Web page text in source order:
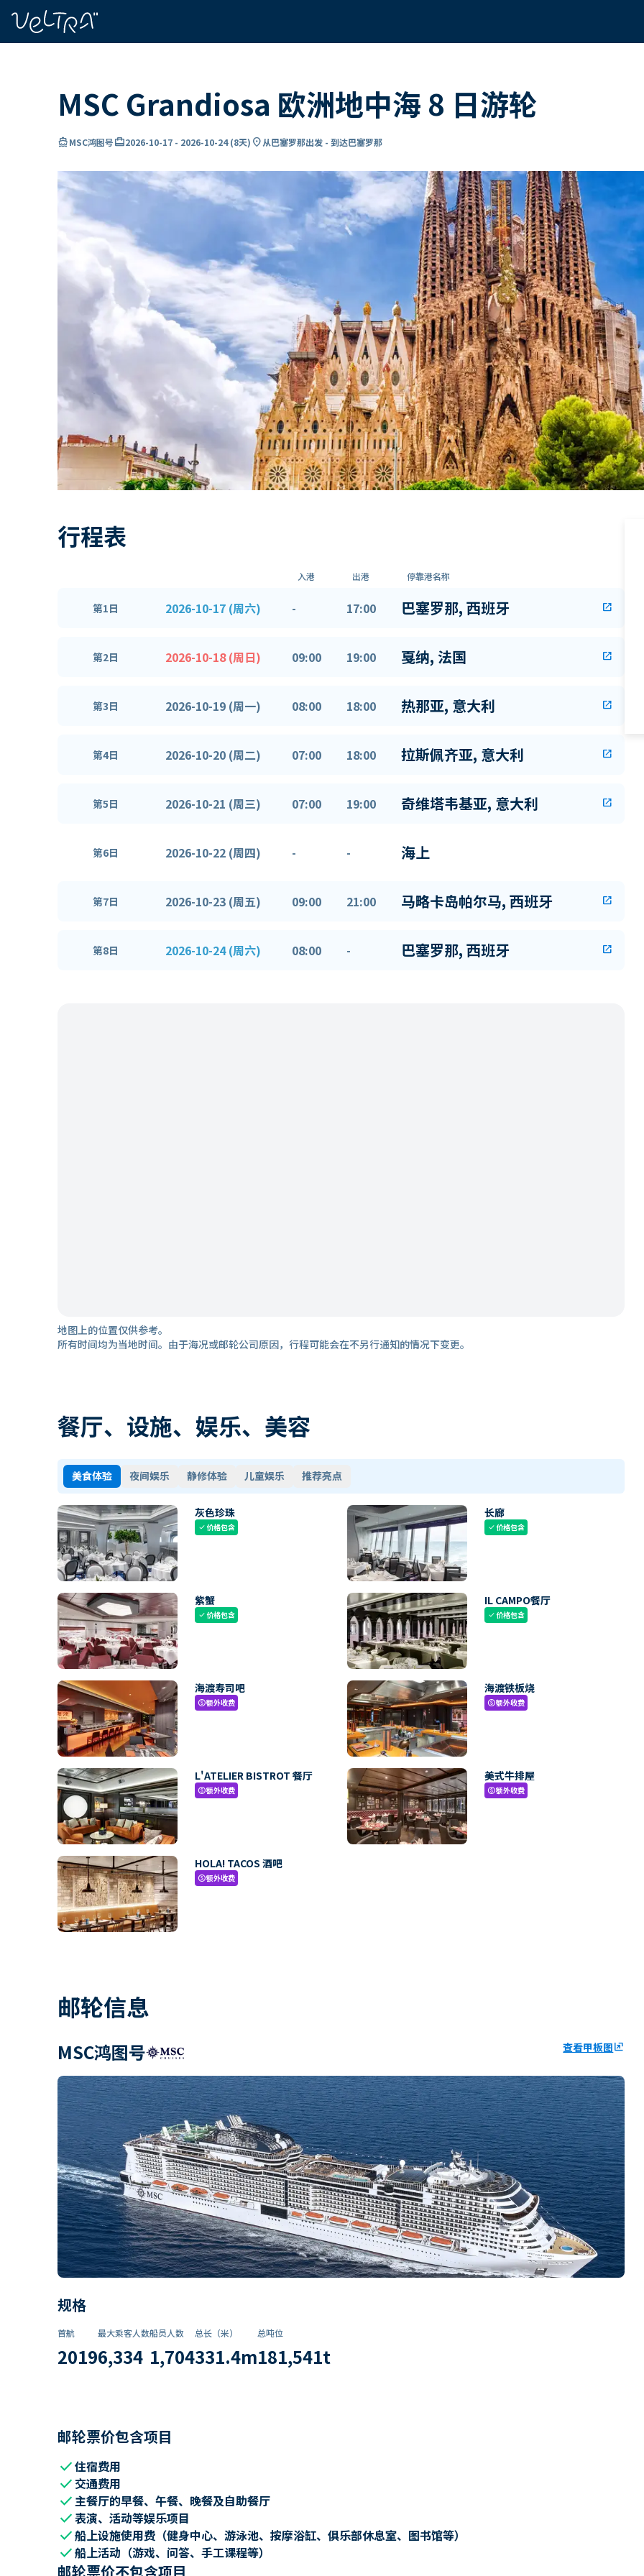
MSC Grandiosa 欧洲地中海 8 日游轮
directions_boatMSC鸿图号card_travel2026-10-17 - 2026-10-24(8天) location_on从巴塞罗那出发 - 到达巴塞罗那
行程表
入港 出港 停靠港名称
第1日 2026-10-17 (周六) - 17:00 巴塞罗那, 西班牙 open_in_new
第2日 2026-10-18 (周日) 09:00 19:00 戛纳, 法国 open_in_new
第3日 2026-10-19 (周一) 08:00 18:00 热那亚, 意大利 open_in_new
第4日 2026-10-20 (周二) 07:00 18:00 拉斯佩齐亚, 意大利 open_in_new
第5日 2026-10-21 (周三) 07:00 19:00 奇维塔韦基亚, 意大利 open_in_new
第6日 2026-10-22 (周四) - - 海上
第7日 2026-10-23 (周五) 09:00 21:00 马略卡岛帕尔马, 西班牙 open_in_new
第8日 2026-10-24 (周六) 08:00 - 巴塞罗那, 西班牙 open_in_new
地图上的位置仅供参考。
所有时间均为当地时间。由于海况或邮轮公司原因，行程可能会在不另行通知的情况下变更。
餐厅、设施、娱乐、美容
美食体验 夜间娱乐 静修体验 儿童娱乐 推荐亮点
灰色珍珠
check价格包含
长廊
check价格包含
紫蟹
check价格包含
IL CAMPO餐厅
check价格包含
海渡寿司吧
paid额外收费
海渡铁板烧
paid额外收费
L'ATELIER BISTROT 餐厅
paid额外收费
美式牛排屋
paid额外收费
HOLA! TACOS 酒吧
paid额外收费
邮轮信息
MSC鸿图号 查看甲板图ungroup
规格
首航
2019
最大乘客人数
6,334
船员人数
1,704
总长（米）
331.4m
总吨位
181,541t
邮轮票价包含项目
check住宿费用
check 交通费用
check主餐厅的早餐、午餐、晚餐及自助餐厅
check表演、活动等娱乐项目
check船上设施使用费（健身中心、游泳池、按摩浴缸、俱乐部休息室、图书馆等）
check船上活动（游戏、问答、手工课程等）
邮轮票价不包含项目